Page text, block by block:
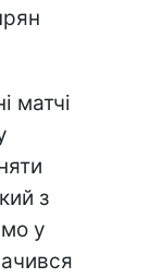
матчі
з
у